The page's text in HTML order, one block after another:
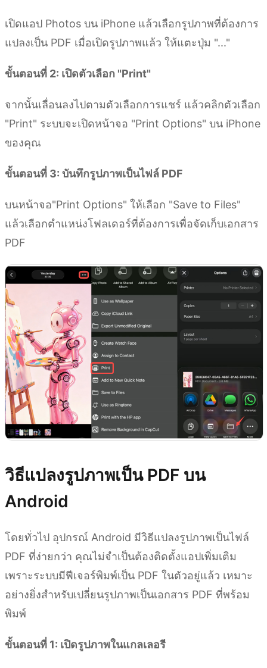
เปิดแอป Photos บน iPhone แล้วเลือกรูปภาพที่ต้องการ
แปลงเป็น PDF เมื่อเปิดรูปภาพแล้ว ให้แตะปุ่ม "..."
ขั้นตอนที่ 2: เปิดตัวเลือก "Print"
จากนั้นเลื่อนลงไปตามตัวเลือกการแชร์ แล้วคลิกตัวเลือก
"Print" ระบบจะเปิดหน้าจอ "Print Options" บน iPhone
ของคุณ
ขั้นตอนที่ 3: บันทึกรูปภาพเป็นไฟล์ PDF
บนหน้าจอ"Print Options" ให้เลือก "Save to Files"
แล้วเลือกตำแหน่งโฟลเดอร์ที่ต้องการเพื่อจัดเก็บเอกสาร
PDF
วิธีแปลงรูปภาพเป็น PDF บน
Android
โดยทั่วไป อุปกรณ์ Android มีวิธีแปลงรูปภาพเป็นไฟล์
PDF ที่ง่ายกว่า คุณไม่จำเป็นต้องติดตั้งแอปเพิ่มเติม
เพราะระบบมีฟีเจอร์พิมพ์เป็น PDF ในตัวอยู่แล้ว เหมาะ
อย่างยิ่งสำหรับเปลี่ยนรูปภาพเป็นเอกสาร PDF ที่พร้อม
พิมพ์
ขั้นตอนที่ 1: เปิดรูปภาพในแกลเลอรี